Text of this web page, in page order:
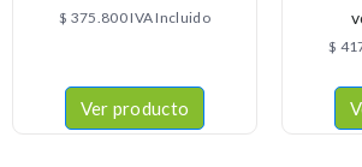
$ 375.800IVA Incluido
Ver producto
$